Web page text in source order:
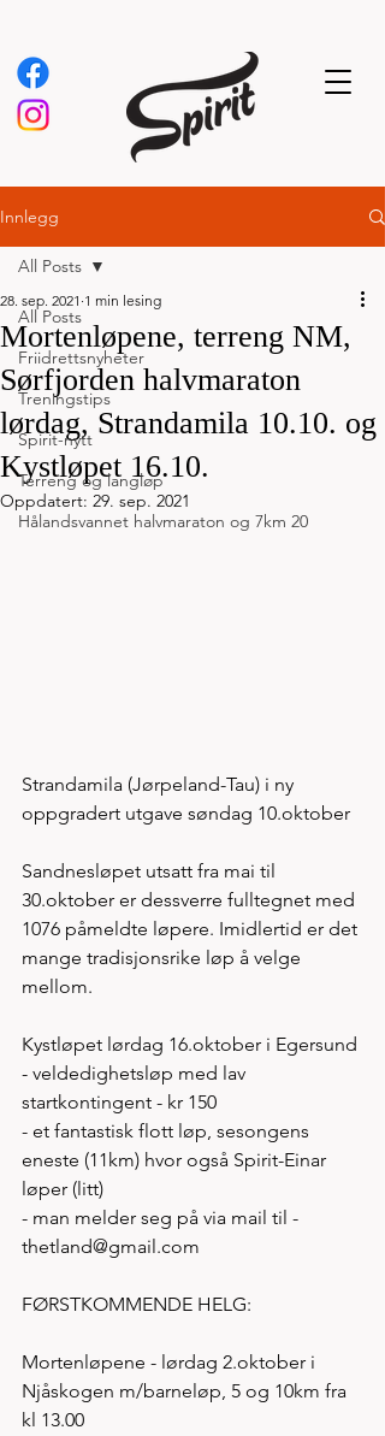
Innlegg
All Posts
Friidrettsnyheter
Treningstips
Spirit-nytt
Terreng og langløp
Hålandsvannet halvmaraton og 7km 20
All Posts
Mortenløpene, terreng NM,
Sørfjorden halvmaraton
lørdag, Strandamila 10.10. og
Kystløpet 16.10.
28. sep. 2021 1 min lesing
Oppdatert: 29. sep. 2021
Strandamila (Jørpeland-Tau) i ny
oppgradert utgave søndag 10.oktober
Sandnesløpet utsatt fra mai til
30.oktober er dessverre fulltegnet med
1076 påmeldte løpere. Imidlertid er det
mange tradisjonsrike løp å velge
mellom.
Kystløpet lørdag 16.oktober i Egersund
- veldedighetsløp med lav
startkontingent - kr 150
- et fantastisk flott løp, sesongens
eneste (11km) hvor også Spirit-Einar
løper (litt)
- man melder seg på via mail til -
thetland@gmail.com
FØRSTKOMMENDE HELG:
Mortenløpene - lørdag 2.oktober i
Njåskogen m/barneløp, 5 og 10km fra
kl 13.00